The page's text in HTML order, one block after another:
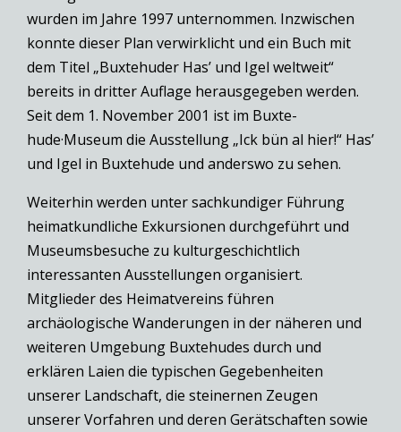
wurden im Jahre 1997 unternommen. Inzwischen
konnte dieser Plan verwirklicht und ein Buch mit
dem Titel „Buxtehuder Has’ und Igel weltweit“
bereits in dritter Auflage herausgegeben werden.
Seit dem 1. November 2001 ist im Buxte­
hude·Museum die Ausstellung „Ick bün al hier!“ Has’
und Igel in Buxtehude und anderswo zu sehen.
Weiterhin werden unter sachkundiger Führung
heimatkundliche Exkursionen durchgeführt und
Museumsbesuche zu kulturgeschichtlich
interessanten Ausstellungen organisiert.
Mitglieder des Heimatvereins führen
archäologische Wanderungen in der näheren und
weiteren Umgebung Buxtehudes durch und
erklären Laien die typischen Gegebenheiten
unserer Landschaft, die steinernen Zeugen
unserer Vorfahren und deren Gerätschaften sowie